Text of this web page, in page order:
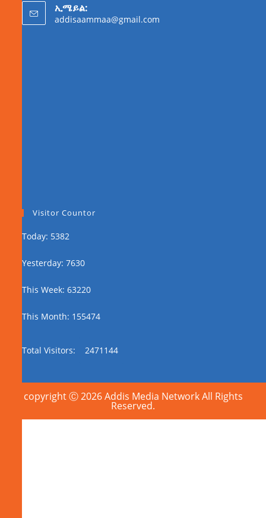
ኢሜይል:
addisaammaa@gmail.com
Visitor Countor
Today: 5382
Yesterday: 7630
This Week: 63220
This Month: 155474
Total Visitors: 2471144
copyright Ⓒ 2026 Addis Media Network All Rights
Reserved.